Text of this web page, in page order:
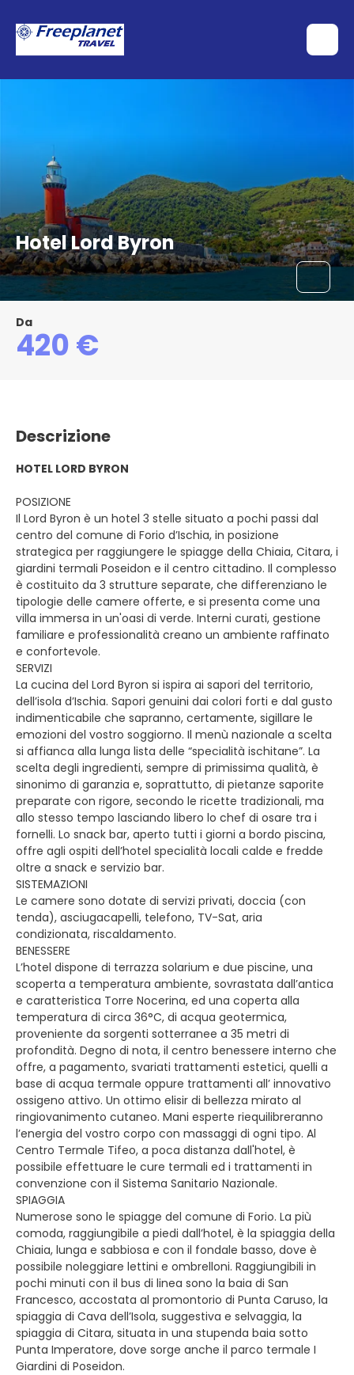
Hotel Lord Byron
Da
420 €
Descrizione
HOTEL LORD BYRON
POSIZIONE
Il Lord Byron è un hotel 3 stelle situato a pochi passi dal
centro del comune di Forio d’Ischia, in posizione
strategica per raggiungere le spiagge della Chiaia, Citara, i
giardini termali Poseidon e il centro cittadino. Il complesso
è costituito da 3 strutture separate, che differenziano le
tipologie delle camere offerte, e si presenta come una
villa immersa in un'oasi di verde. Interni curati, gestione
familiare e professionalità creano un ambiente raffinato
e confortevole.
SERVIZI
La cucina del Lord Byron si ispira ai sapori del territorio,
dell’isola d’Ischia. Sapori genuini dai colori forti e dal gusto
indimenticabile che sapranno, certamente, sigillare le
emozioni del vostro soggiorno. Il menù nazionale a scelta
si affianca alla lunga lista delle “specialità ischitane”. La
scelta degli ingredienti, sempre di primissima qualità, è
sinonimo di garanzia e, soprattutto, di pietanze saporite
preparate con rigore, secondo le ricette tradizionali, ma
allo stesso tempo lasciando libero lo chef di osare tra i
fornelli. Lo snack bar, aperto tutti i giorni a bordo piscina,
offre agli ospiti dell’hotel specialità locali calde e fredde
oltre a snack e servizio bar.
SISTEMAZIONI
Le camere sono dotate di servizi privati, doccia (con
tenda), asciugacapelli, telefono, TV-Sat, aria
condizionata, riscaldamento.
BENESSERE
L’hotel dispone di terrazza solarium e due piscine, una
scoperta a temperatura ambiente, sovrastata dall’antica
e caratteristica Torre Nocerina, ed una coperta alla
temperatura di circa 36°C, di acqua geotermica,
proveniente da sorgenti sotterranee a 35 metri di
profondità. Degno di nota, il centro benessere interno che
offre, a pagamento, svariati trattamenti estetici, quelli a
base di acqua termale oppure trattamenti all’ innovativo
ossigeno attivo. Un ottimo elisir di bellezza mirato al
ringiovanimento cutaneo. Mani esperte riequilibreranno
l’energia del vostro corpo con massaggi di ogni tipo. Al
Centro Termale Tifeo, a poca distanza dall'hotel, è
possibile effettuare le cure termali ed i trattamenti in
convenzione con il Sistema Sanitario Nazionale.
SPIAGGIA
Numerose sono le spiagge del comune di Forio. La più
comoda, raggiungibile a piedi dall’hotel, è la spiaggia della
Chiaia, lunga e sabbiosa e con il fondale basso, dove è
possibile noleggiare lettini e ombrelloni. Raggiungibili in
pochi minuti con il bus di linea sono la baia di San
Francesco, accostata al promontorio di Punta Caruso, la
spiaggia di Cava dell’Isola, suggestiva e selvaggia, la
spiaggia di Citara, situata in una stupenda baia sotto
Punta Imperatore, dove sorge anche il parco termale I
Giardini di Poseidon.